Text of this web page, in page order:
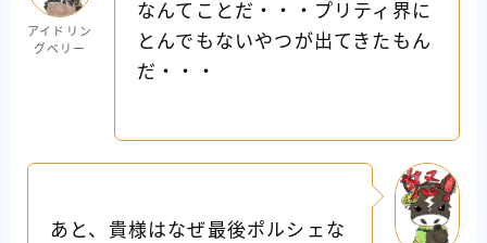
アイドリン
グベリー
なんてことだ・・・プリティ界に
とんでもないやつが出てきたもん
だ・・・
あと、貴様はなぜ最後ポルシェな